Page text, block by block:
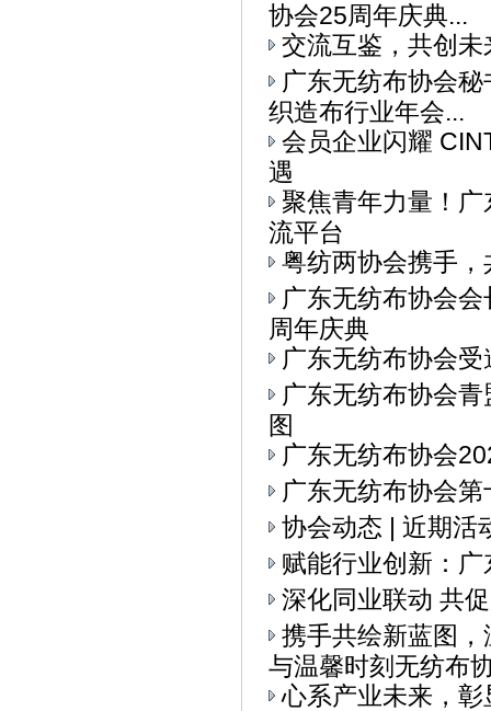
协会25周年庆典...
交流互鉴，共创
广东无纺布协会
织造布行业年会...
会员企业闪耀
遇
聚焦青年力量！
流平台
粤纺两协会携手
广东无纺布协会
周年庆典
广东无纺布协会
广东无纺布协会
图
广东无纺布协会
广东无纺布协会
协会动态 | 近期
赋能行业创新：
深化同业联动 共
携手共绘新蓝图
与温馨时刻无纺布
心系产业未来，